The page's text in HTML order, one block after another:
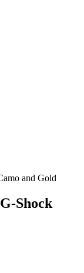
and Gold
Shock